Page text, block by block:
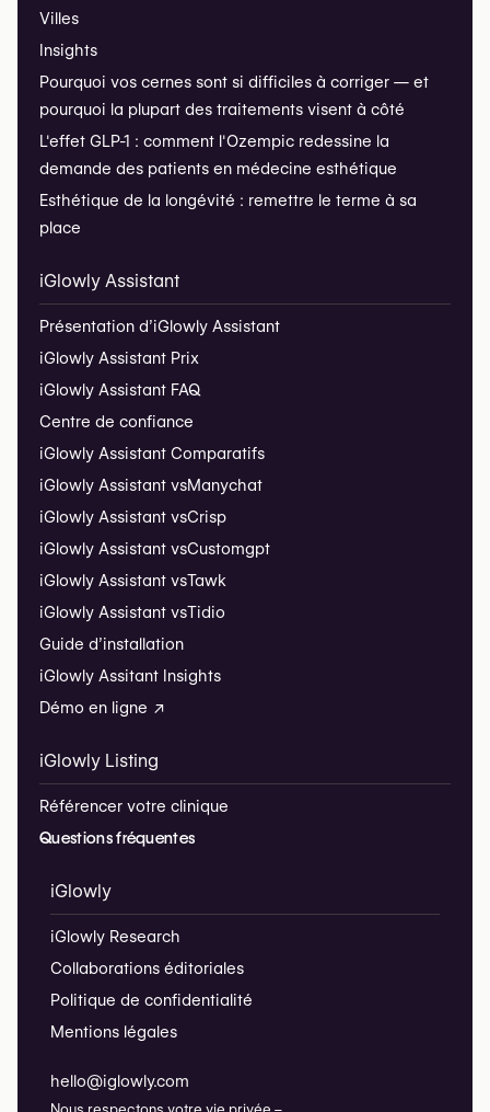
Villes
Insights
Pourquoi vos cernes sont si difficiles à corriger — et
pourquoi la plupart des traitements visent à côté
L'effet GLP-1 : comment l'Ozempic redessine la
demande des patients en médecine esthétique
Esthétique de la longévité : remettre le terme à sa
place
iGlowly Assistant
Présentation d’iGlowly Assistant
iGlowly Assistant Prix
iGlowly Assistant FAQ
Centre de confiance
iGlowly Assistant Comparatifs
iGlowly Assistant vsManychat
iGlowly Assistant vsCrisp
iGlowly Assistant vsCustomgpt
iGlowly Assistant vsTawk
iGlowly Assistant vsTidio
Guide d’installation
iGlowly Assitant Insights
Démo en ligne ↗
iGlowly Listing
Référencer votre clinique
Questions fréquentes
iGlowly
iGlowly Research
Collaborations éditoriales
Politique de confidentialité
Mentions légales
hello@iglowly.com